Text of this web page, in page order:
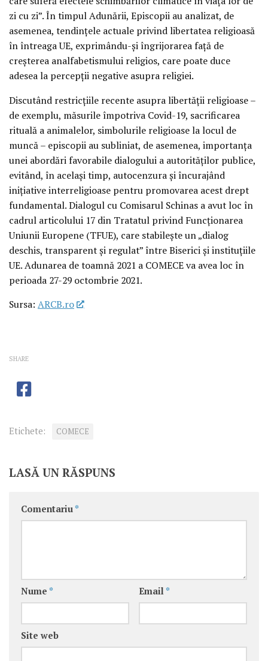
zi cu zi”. În timpul Adunării, Episcopii au analizat, de
asemenea, tendințele actuale privind libertatea religioasă
în întreaga UE, exprimându-și îngrijorarea față de
creșterea analfabetismului religios, care poate duce
adesea la percepții negative asupra religiei.
Discutând restricțiile recente asupra libertății religioase –
de exemplu, măsurile împotriva Covid-19, sacrificarea
rituală a animalelor, simbolurile religioase la locul de
muncă – episcopii au subliniat, de asemenea, importanța
unei abordări favorabile dialogului a autorităților publice,
evitând, în același timp, autocenzura și încurajând
inițiative interreligioase pentru promovarea acest drept
fundamental. Dialogul cu Comisarul Schinas a avut loc în
cadrul articolului 17 din Tratatul privind Funcționarea
Uniunii Europene (TFUE), care stabilește un „dialog
deschis, transparent și regulat” între Biserici și instituțiile
UE. Adunarea de toamnă 2021 a COMECE va avea loc în
perioada 27-29 octombrie 2021.
Sursa: ARCB.ro
SHARE
Etichete: COMECE
LASĂ UN RĂSPUNS
Comentariu *
Nume * Email *
Site web